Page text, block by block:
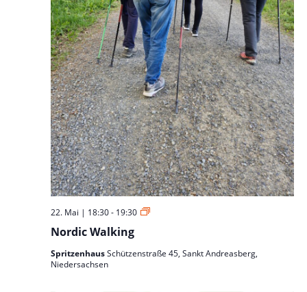
Nordic Walking
22. Mai | 18:30- 19:30
Nordic
SpritzenhausSchützenstraße 45, Sankt Andreasberg,
Niedersachsen